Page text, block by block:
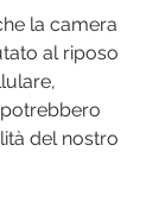
la camera
al riposo
del nostro